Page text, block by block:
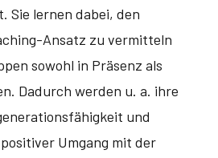
Sie lernen dabei, den
Ansatz zu vermitteln
sowohl in Präsenz als
Dadurch werden u. a. ihre
und
Umgang mit der